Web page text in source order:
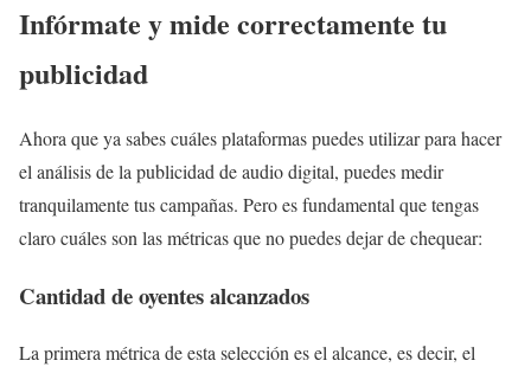
Infórmate y mide correctamente tu
publicidad
Ahora que ya sabes cuáles plataformas puedes utilizar para hacer
el análisis de la publicidad de audio digital, puedes medir
tranquilamente tus campañas. Pero es fundamental que tengas
claro cuáles son las métricas que no puedes dejar de chequear:
Cantidad de oyentes alcanzados
La primera métrica de esta selección es el alcance, es decir, el